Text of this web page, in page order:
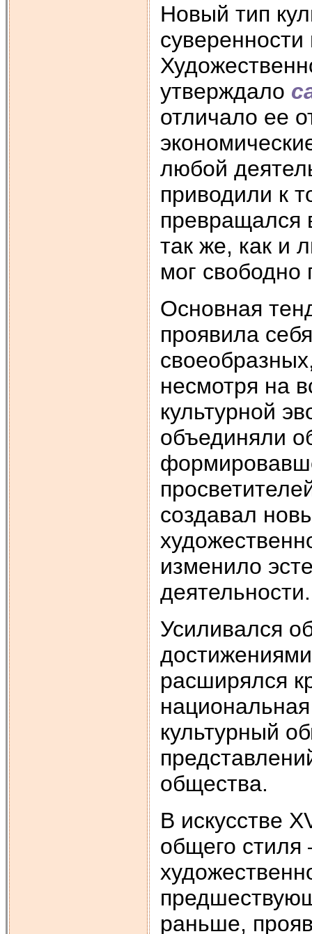
Новый тип
утверждало
отличало ее
любой
приводили к
превращался
так же, как и
мог свободно
Основная
проявила
несмотря на
культурной
объединяли
создавал
изменило
деятельности.
Усиливался
расширялся
культурный
общества.
В искусстве
общего
раньше,